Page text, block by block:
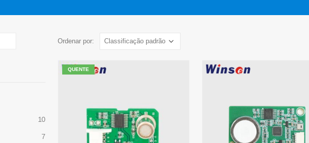
Ordenar por:
QUENTE
10
7